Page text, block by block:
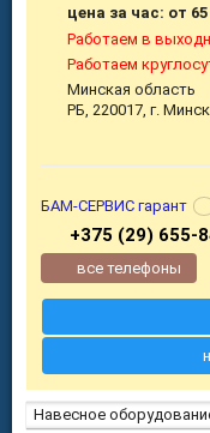
Навесное
цена за час: от
Работаем в
Работаем
Минская область
РБ, 220017, г.
БАМ-СЕРВИС гарант
+375 (29) 655-
все телефоны